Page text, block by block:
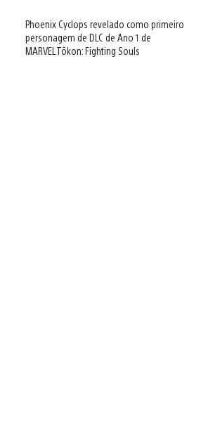
Phoenix Cyclops revelado como primeiro
personagem de DLC de Ano 1 de
MARVEL Tōkon: Fighting Souls